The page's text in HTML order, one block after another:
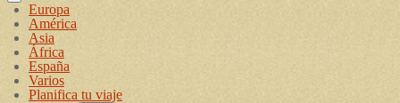
Europa
América
Asia
África
España
Varios
Planifica tu viaje